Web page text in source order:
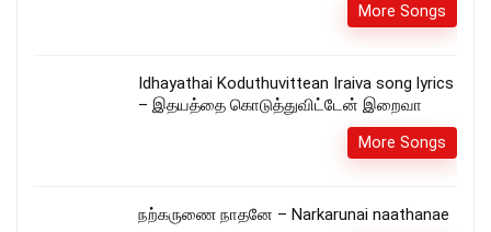
More Songs
Idhayathai Koduthuvittean Iraiva song lyrics
– இதயத்தை கொடுத்துவிட்டேன் இறைவா
More Songs
நற்கருணை நாதனே – Narkarunai naathanae